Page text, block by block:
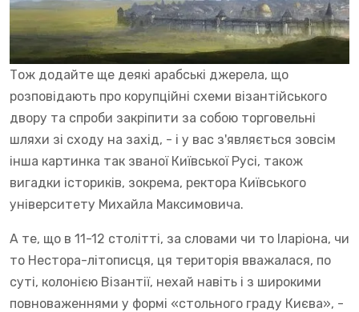
Тож додайте ще деякі арабські джерела, що
розповідають про корупційні схеми візантійського
двору та спроби закріпити за собою торговельні
шляхи зі сходу на захід, - і у вас з'являється зовсім
інша картинка так званої Київської Русі, також
вигадки істориків, зокрема, ректора Київського
університету Михайла Максимовича.
А те, що в 11-12 столітті, за словами чи то Іларіона, чи
то Нестора-літописця, ця територія вважалася, по
суті, колонією Візантії, нехай навіть і з широкими
повноваженнями у формі «стольного граду Києва», -